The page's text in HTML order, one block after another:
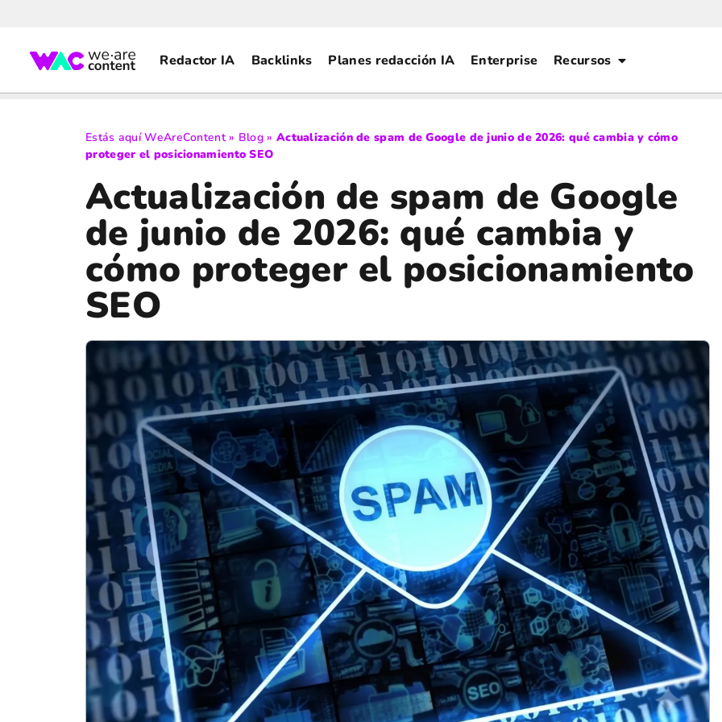
Redactor IA Backlinks Planes redacción IA Enterprise Recursos
Estás aquíWeAreContent» Blog » Actualización de spam de Google de junio de 2026: qué cambia y cómo
proteger el posicionamiento SEO
Actualización de spam de Google
de junio de 2026: qué cambia y
cómo proteger el posicionamiento
SEO